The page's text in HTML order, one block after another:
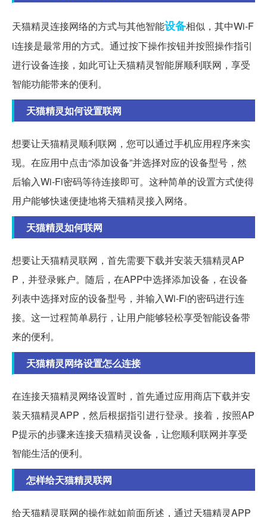
天猫精灵连接网络的方式与其他智能设备相似，其中Wi-F
i连接是最常用的方式。通过按下操作按钮并按照操作指引
进行设备连接，如此可让天猫精灵智能屏顺利联网，享受
智能功能带来的便利。
天猫精灵如何设置联网
想要让天猫精灵顺利联网，您可以通过手机应用程序来实
现。在应用中点击“添加设备”并选择对应的设备型号，然
后输入Wi-Fi密码等待连接即可。这种简单的设置方式使得
用户能够快速便捷地将天猫精灵接入网络。
天猫精灵如何联网
想要让天猫精灵联网，首先需要下载并安装天猫精灵AP
P，并登录账户。随后，在APP中选择添加设备，在设备
列表中选择对应的设备型号，并输入Wi-Fi的密码进行连
接。这一过程简单易行，让用户能够轻松享受智能设备带
来的便利。
天猫精灵网络设置怎么连接
在连接天猫精灵网络设置时，首先通过应用商店下载并安
装天猫精灵APP，然后根据指引进行登录。接着，按照AP
P提示的步骤来连接天猫精灵设备，让您顺利联网并享受
智能生活的便利。
怎样给天猫精灵联网
给天猫精灵联网的操作就如前面所述，通过天猫精灵APP